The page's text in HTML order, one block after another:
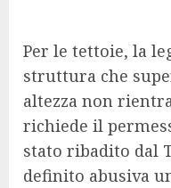
Per le tettoie, la
struttura che
altezza non
richiede il
stato ribadito dal
definito abusiva